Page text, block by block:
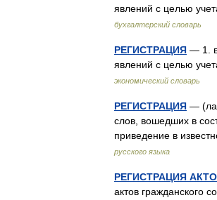
явлений с целью
бухгалтерский словарь
РЕГИСТРАЦИЯ — 1.
явлений с целью
экономический словарь
РЕГИСТРАЦИЯ —
слов, вошедших в
приведение в
русского языка
РЕГИСТРАЦИЯ
актов гражданского